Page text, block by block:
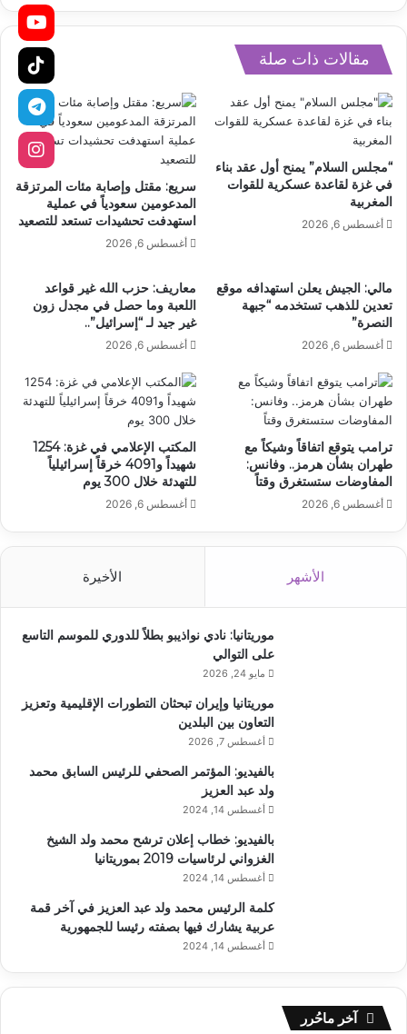
مقالات ذات صلة
“مجلس السلام” يمنح أول عقد بناء
في غزة لقاعدة عسكرية للقوات
المغربية
أغسطس 6, 2026
سريع: مقتل وإصابة مئات المرتزقة
المدعومين سعودياً في عملية
استهدفت تحشيدات تستعد للتصعيد
أغسطس 6, 2026
مالي: الجيش يعلن استهدافه موقع
تعدين للذهب تستخدمه “جبهة
النصرة”
أغسطس 6, 2026
معاريف: حزب الله غير قواعد
اللعبة وما حصل في مجدل زون
غير جيد لـ “إسرائيل”..
أغسطس 6, 2026
ترامب يتوقع اتفاقاً وشيكاً مع
طهران بشأن هرمز.. وفانس:
المفاوضات ستستغرق وقتاً
أغسطس 6, 2026
المكتب الإعلامي في غزة: 1254
شهيداً و4091 خرقاً إسرائيلياً
للتهدئة خلال 300 يوم
أغسطس 6, 2026
الأشهر الأخيرة
موريتانيا: نادي نواذيبو بطلاً للدوري للموسم التاسع
على التوالي
مايو 24, 2026
موريتانيا وإيران تبحثان التطورات الإقليمية وتعزيز
التعاون بين البلدين
أغسطس 7, 2026
بالفيديو: المؤتمر الصحفي للرئيس السابق محمد
ولد عبد العزيز
أغسطس 14, 2024
بالفيديو: خطاب إعلان ترشح محمد ولد الشيخ
الغزواني لرئاسيات 2019 بموريتانيا
أغسطس 14, 2024
كلمة الرئيس محمد ولد عبد العزيز في آخر قمة
عربية يشارك فيها بصفته رئيسا للجمهورية
أغسطس 14, 2024
آخر ماحُرر